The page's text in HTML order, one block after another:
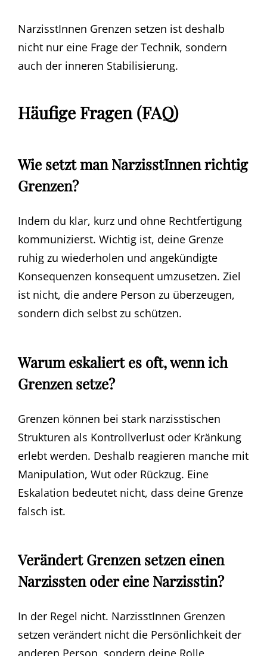
NarzisstInnen Grenzen setzen ist deshalb
nicht nur eine Frage der Technik, sondern
auch der inneren Stabilisierung.
Häufige Fragen (FAQ)
Wie setzt man NarzisstInnen richtig
Grenzen?
Indem du klar, kurz und ohne Rechtfertigung
kommunizierst. Wichtig ist, deine Grenze
ruhig zu wiederholen und angekündigte
Konsequenzen konsequent umzusetzen. Ziel
ist nicht, die andere Person zu überzeugen,
sondern dich selbst zu schützen.
Warum eskaliert es oft, wenn ich
Grenzen setze?
Grenzen können bei stark narzisstischen
Strukturen als Kontrollverlust oder Kränkung
erlebt werden. Deshalb reagieren manche mit
Manipulation, Wut oder Rückzug. Eine
Eskalation bedeutet nicht, dass deine Grenze
falsch ist.
Verändert Grenzen setzen einen
Narzissten oder eine Narzisstin?
In der Regel nicht. NarzisstInnen Grenzen
setzen verändert nicht die Persönlichkeit der